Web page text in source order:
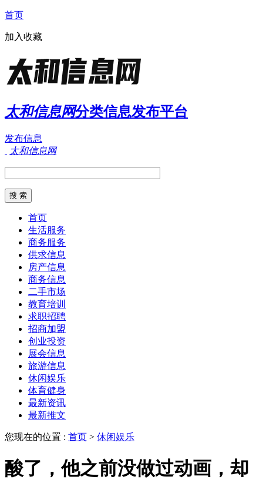
首页
加入收藏
太和信息网分类信息发布平台
发布信息
太和信息网
首页
生活服务
商务服务
供求信息
房产信息
商务信息
二手市场
教育培训
求职招聘
招商加盟
创业投资
展会信息
旅游信息
休闲娱乐
体育健身
最新资讯
最新推文
您现在的位置 : 首页 > 休闲娱乐
酸了，他之前没做过动画，却